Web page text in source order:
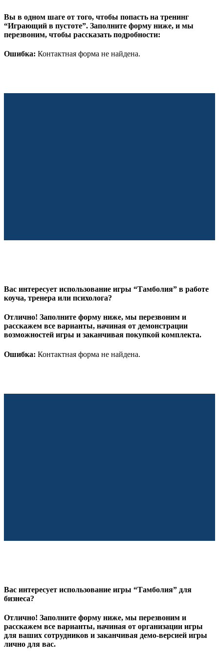
Вы в одном шаге от того, чтобы попасть на тренинг
“Играющий в пустоте”. Заполните форму ниже, и мы
перезвоним, чтобы рассказать подробности:
Ошибка: Контактная форма не найдена.
Вас интересует использование игры “Тамболия” в работе
коуча, тренера или психолога?
Отлично! Заполните форму ниже, мы перезвоним и
расскажем все варианты, начиная от демонстрации
возможностей игры и заканчивая покупкой комплекта.
Ошибка: Контактная форма не найдена.
Вас интересует использование игры “Тамболия” для
бизнеса?
Отлично! Заполните форму ниже, мы перезвоним и
расскажем все варианты, начиная от организации игры
для ваших сотрудников и заканчивая демо-версией игры
лично для вас.